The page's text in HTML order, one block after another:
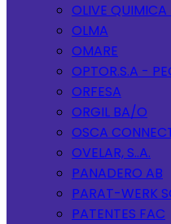
OLIVE
OLMA
OMARE
OPTOR.S.A -
ORFESA
ORGIL BA/O
OSCA
OVELAR, S..A.
PANADERO AB
PARAT-WERK
PATENTES FAC